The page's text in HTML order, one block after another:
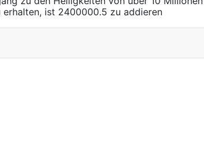
ist 2400000.5 zu addieren